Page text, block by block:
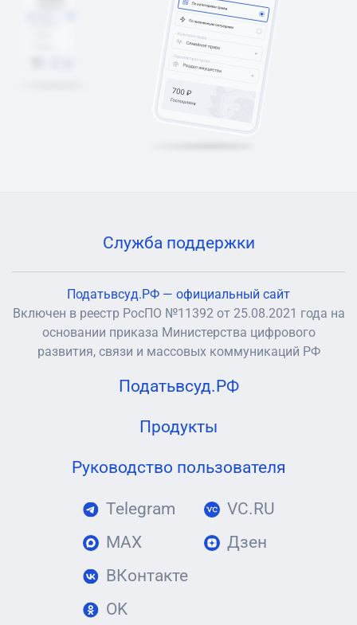
Служба поддержки
Податьвсуд.РФ — официальный сайт
Включен в реестр РосПО №11392 от 25.08.2021 года на
основании приказа Министерства цифрового
развития, связи и массовых коммуникаций РФ
Податьвсуд.РФ
Продукты
Руководство пользователя
Telegram
MAX
ВКонтакте
OK
VC.RU
Дзен